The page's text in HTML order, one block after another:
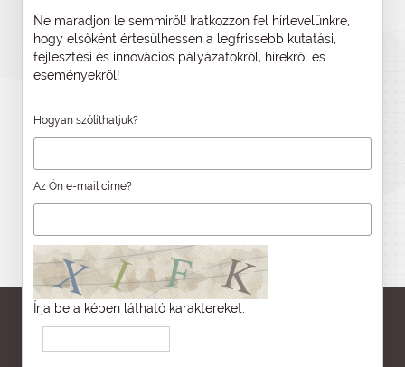
Ne maradjon le semmiről! Iratkozzon fel hírlevelünkre,
hogy elsőként értesülhessen a legfrissebb kutatási,
fejlesztési és innovációs pályázatokról, hírekről és
eseményekről!
Hogyan szólíthatjuk?
Az Ön e-mail címe?
Írja be a képen látható karaktereket: